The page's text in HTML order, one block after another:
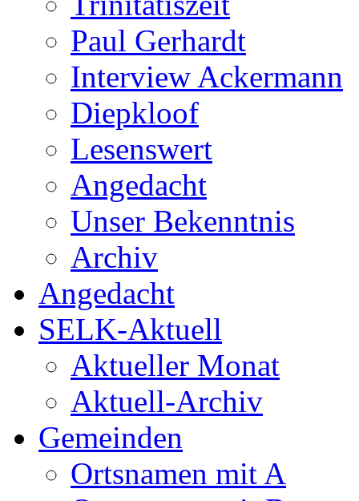
Paul Gerhardt
Interview Ackermann
Diepkloof
Lesenswert
Angedacht
Unser Bekenntnis
Archiv
Angedacht
SELK-Aktuell
Aktueller Monat
Aktuell-Archiv
Gemeinden
Ortsnamen mit A